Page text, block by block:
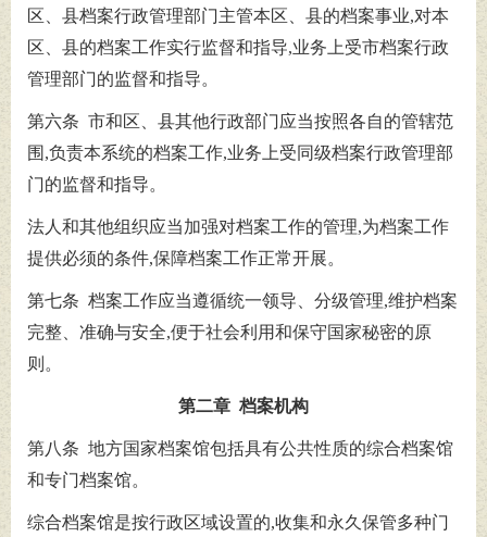
区、县档案行政管理部门主管本区、县的档案事业,对本
区、县的档案工作实行监督和指导,业务上受市档案行政
管理部门的监督和指导。
第六条 市和区、县其他行政部门应当按照各自的管辖范
围,负责本系统的档案工作,业务上受同级档案行政管理部
门的监督和指导。
法人和其他组织应当加强对档案工作的管理,为档案工作
提供必须的条件,保障档案工作正常开展。
第七条 档案工作应当遵循统一领导、分级管理,维护档案
完整、准确与安全,便于社会利用和保守国家秘密的原
则。
第二章 档案机构
第八条 地方国家档案馆包括具有公共性质的综合档案馆
和专门档案馆。
综合档案馆是按行政区域设置的,收集和永久保管多种门